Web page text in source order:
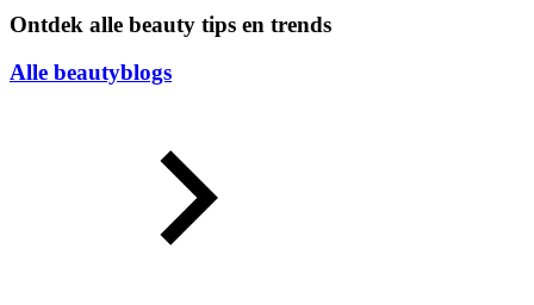
Ontdek alle beauty tips en trends
Alle beautyblogs